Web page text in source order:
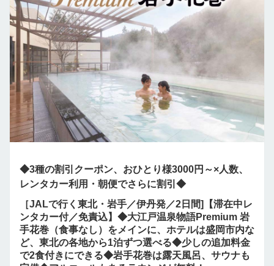
◆3種の割引クーポン、おひとり様3000円～×人数、
レンタカー利用・朝便でさらに割引◆
［JALで行く東北・岩手／伊丹発／2日間]【滞在中レ
ンタカー付／免責込】◆大江戸温泉物語Premium 岩
手花巻（食事なし）をメインに、ホテルは盛岡市内な
ど、東北の各地から1泊ずつ選べる◆少しの追加料金
で2食付きにできる◆岩手花巻は露天風呂、サウナも